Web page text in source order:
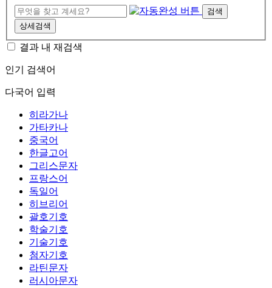
검색
상세검색
결과 내 재검색
인기 검색어
다국어 입력
히라가나
가타카나
중국어
한글고어
그리스문자
프랑스어
독일어
히브리어
괄호기호
학술기호
기술기호
첨자기호
라틴문자
러시아문자